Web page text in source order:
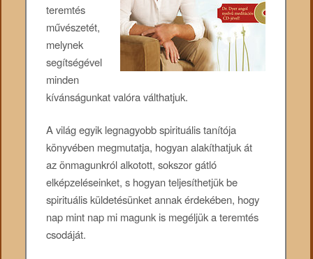
teremtés
művészetét,
melynek
segítségével
minden
kívánságunkat valóra válthatjuk.
A világ egyik legnagyobb spirituális tanítója
könyvében megmutatja, hogyan alakíthatjuk át
az önmagunkról alkotott, sokszor gátló
elképzeléseinket, s hogyan teljesíthetjük be
spirituális küldetésünket annak érdekében, hogy
nap mint nap mi magunk is megéljük a teremtés
csodáját.